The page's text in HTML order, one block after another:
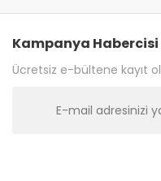
Kampanya Habercisi
Ücretsiz e-bültene kayıt